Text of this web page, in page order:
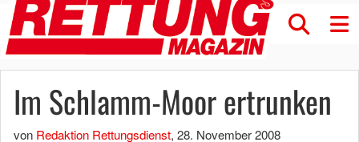
Im Schlamm-Moor ertrunken
von Redaktion Rettungsdienst, 28. November 2008